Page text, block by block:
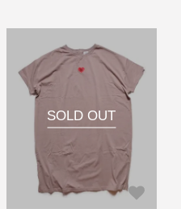
SOLD OUT